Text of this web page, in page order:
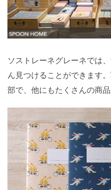
ソストレーネグレーネでは
ん見つけることができます
部で、他にもたくさんの商品